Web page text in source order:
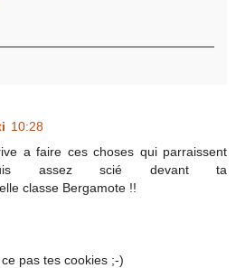
10:28
a faire ces choses qui parraissent
suis assez scié devant ta
classe Bergamote !!
pas tes cookies ;-)